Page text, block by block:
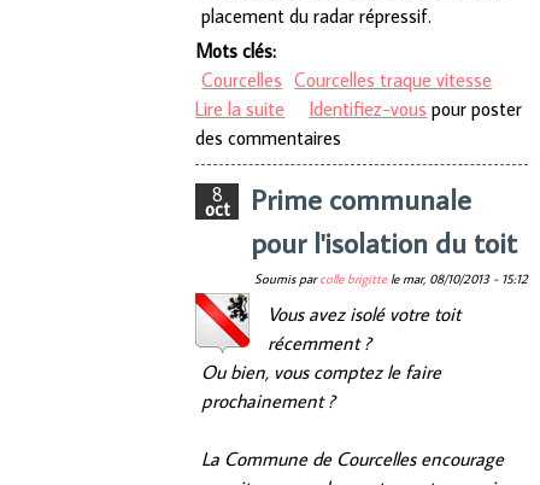
placement du radar répressif.
Mots clés:
Courcelles Courcelles traque vitesse
Lire la suite de La vitesse ; une
problématique qui reste au
centre de nos préoccupation
quotidiennes.
Identifiez-vous pour poster
des commentaires
8
oct
Prime communale
pour l'isolation du toit
Soumis parcolle brigittele mar, 08/10/2013 - 15:12
Vous avez isolé votre toit
récemment ?
Ou bien, vous comptez le faire
prochainement ?
La Commune de Courcelles encourage